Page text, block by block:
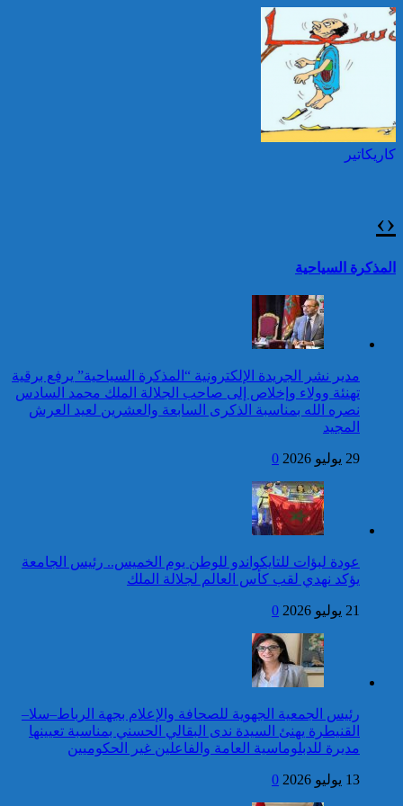
إطلاق النار خلال حفل
الصحافة بواشنطن:المهاجم
كان يستهدف مسؤولين
بالمناطق الحضرية خلال
حصيلة حوادث السير
بالمناطق الحضرية خلال
الأسبوع المنصرم
آخرين جراء اعتراض مسيرة
استهدفت مطار زايد الدولي
الأمم المتحدة بمناسبة عيد
العرش المجيد
العرش المجيد
برقية تهنئة إلى جلالة الملك
من ولي عهد مملكة البحرين
بمناسبة عيد العرش المجيد
برقية تهنئة إلى جلالة الملك
من الأمين العام لجامعة
الدول العربية بمناسبة عيد
العرش المجيد
جمهورية النيجر بمناسبة العيد
الوطني لبلاده
توقيف شخصين هددا شرطيا
بسكينين خلال محاولة سرقة ليلا
تقرير: 67,7% من الأشخاص في
وضعية إعاقة لم يبلغوا أي مستوى
المديرية العامة للأمن الوطني تؤكد
بريطانية بشأن “اعتقال” مواطن
بريطاني عارية من الصحة
توقيف شخص للاشتباه في تورطه
في ارتكاب جريمة السرقة
المقرونة بالضرب والجرح المفضي
للموت كان ضحيتها مواطن أجنبي
بتارودانت
كاريكاتير
كاريكاتير
كاريكاتير
‹
›
المذكرة السياحية
مدير نشر الجريدة الإلكترونية “المذكرة السياحية” يرفع برقية
تهنئة وولاء وإخلاص إلى صاحب الجلالة الملك محمد السادس
نصره الله بمناسبة الذكرى السابعة والعشرين لعيد العرش
المجيد
29 يوليو 2026 0
عودة لبؤات للتايكواندو للوطن يوم الخميس.. رئيس الجامعة
يؤكد نهدي لقب كأس العالم لجلالة الملك
21 يوليو 2026 0
رئيس الجمعية الجهوية للصحافة والإعلام بجهة الرباط–سلا–
القنيطرة يهنئ السيدة ندى البقالي الحسني بمناسبة تعيينها
مديرة للدبلوماسية العامة والفاعلين غير الحكوميين
13 يوليو 2026 0